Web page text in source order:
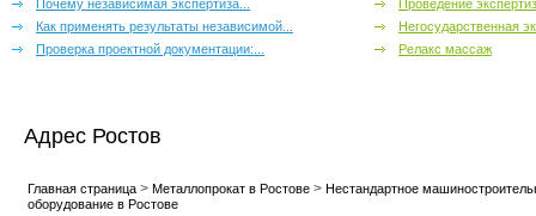
Почему независимая экспертиза...
Как применять результаты независимой...
Проверка проектной документации:...
Проведение
Негосударственная
Релакс массаж
Адрес Ростов
Главная страница> Металлопрокат в Ростове> Нестандартное
оборудование в Ростове